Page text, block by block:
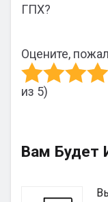
ГПХ?
Оцените,
из 5)
Вам Будет